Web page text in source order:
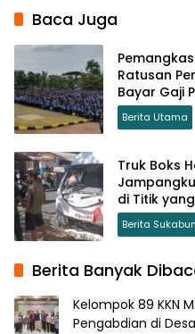
Baca Juga
Ratusan
Bayar Gaji
Berita Utama
Truk Boks
di Titik
Berita
Berita Banyak
Kelompok 89 KKN
Pengabdian di